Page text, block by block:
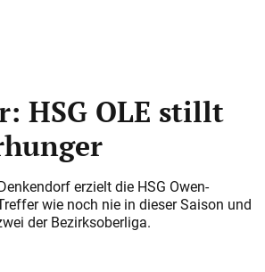
HSG OLE stillt
erzielt die HSG Owen-
wie noch nie in dieser Saison und
der Bezirksoberliga.